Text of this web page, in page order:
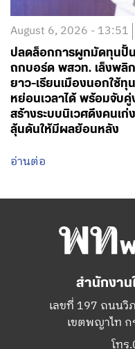
August 6, 2026 - 13:51
ปลดล็อกการผูกมัดทุนปั้น
ถกบอร์ด พสวท. เล็งพลิ
ยาว-เรียนเมืองนอกใช้ทุ
หย่อนเวลาได้ พร้อมจับคู่
สร้างระบบนิเวศดึงคนเ
ลุ้นดันให้มีผลย้อนหลัง
อ่านต่อ
สำนักงาน
เลขที่ 197 ถนนวิ
เขตพญาไท